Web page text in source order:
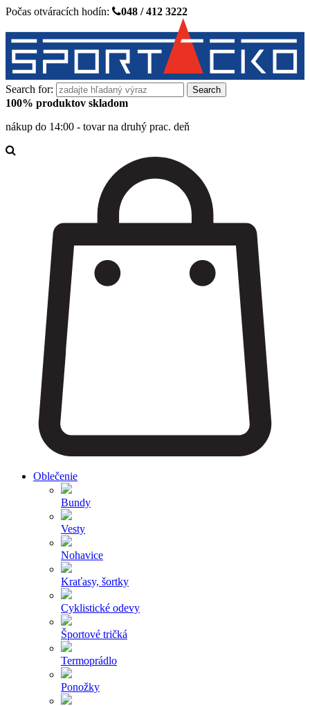
Počas otváracích hodín: 048 / 412 3222
Search for:
100% produktov skladom
nákup do 14:00 - tovar na druhý prac. deň
Oblečenie
Bundy
Vesty
Nohavice
Kraťasy, šortky
Cyklistické odevy
Športové tričká
Termoprádlo
Ponožky